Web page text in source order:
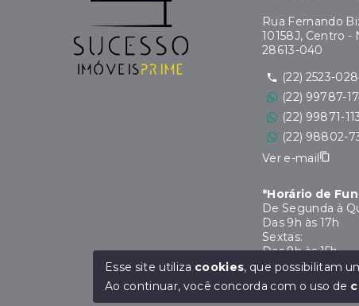
Rua Fernando
10158J, Centro -
28613-040
(22) 2523-
(22) 99787-
(22) 99871-
(22) 98802-
Ver e-mail
*Horário de
De Segunda à
Das 9h às 17h
Sextas:
Das 9h às 15h
*Horário de
Esse site utiliza cookies, que possibilitam
Ao continuar, você concorda com o uso de